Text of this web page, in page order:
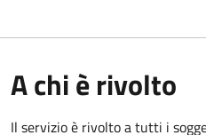
A chi è rivolto
Il servizio è rivolto a tutti i